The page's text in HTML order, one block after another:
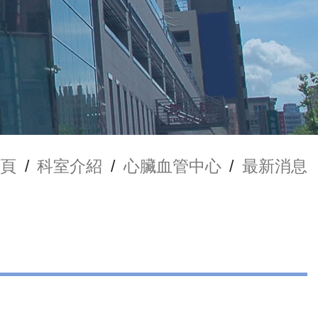
/ 科室介紹 / 心臟血管中心 / 最新消息